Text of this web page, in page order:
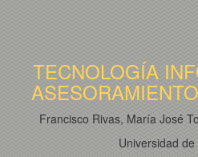
TECNOLOGÍA
Francisco Rivas, María José
Universidad de